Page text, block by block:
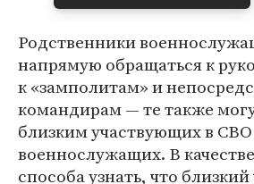
Родственники
напрямую обращаться к
к «замполитам» и
командирам — те также
близким участвующих в СВО
военнослужащих. В
способа узнать, что